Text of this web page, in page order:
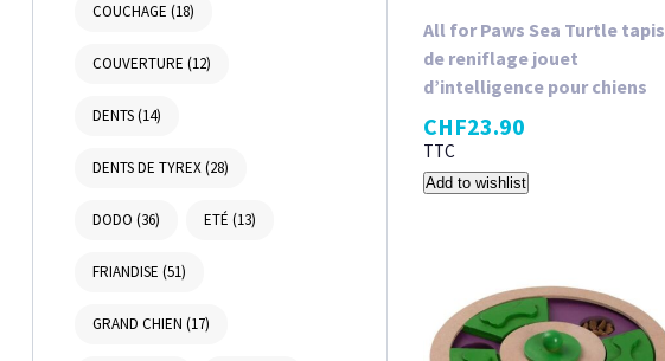
COUCHAGE (18)
COUVERTURE (12)
DENTS(14)
DENTS DE TYREX(28)
DODO (36) ETÉ (13)
FRIANDISE (51)
GRAND CHIEN (17)
All for Paws Sea Turtle tapis
de reniflage jouet
d’intelligence pour chiens
CHF23.90
TTC
Add to wishlist